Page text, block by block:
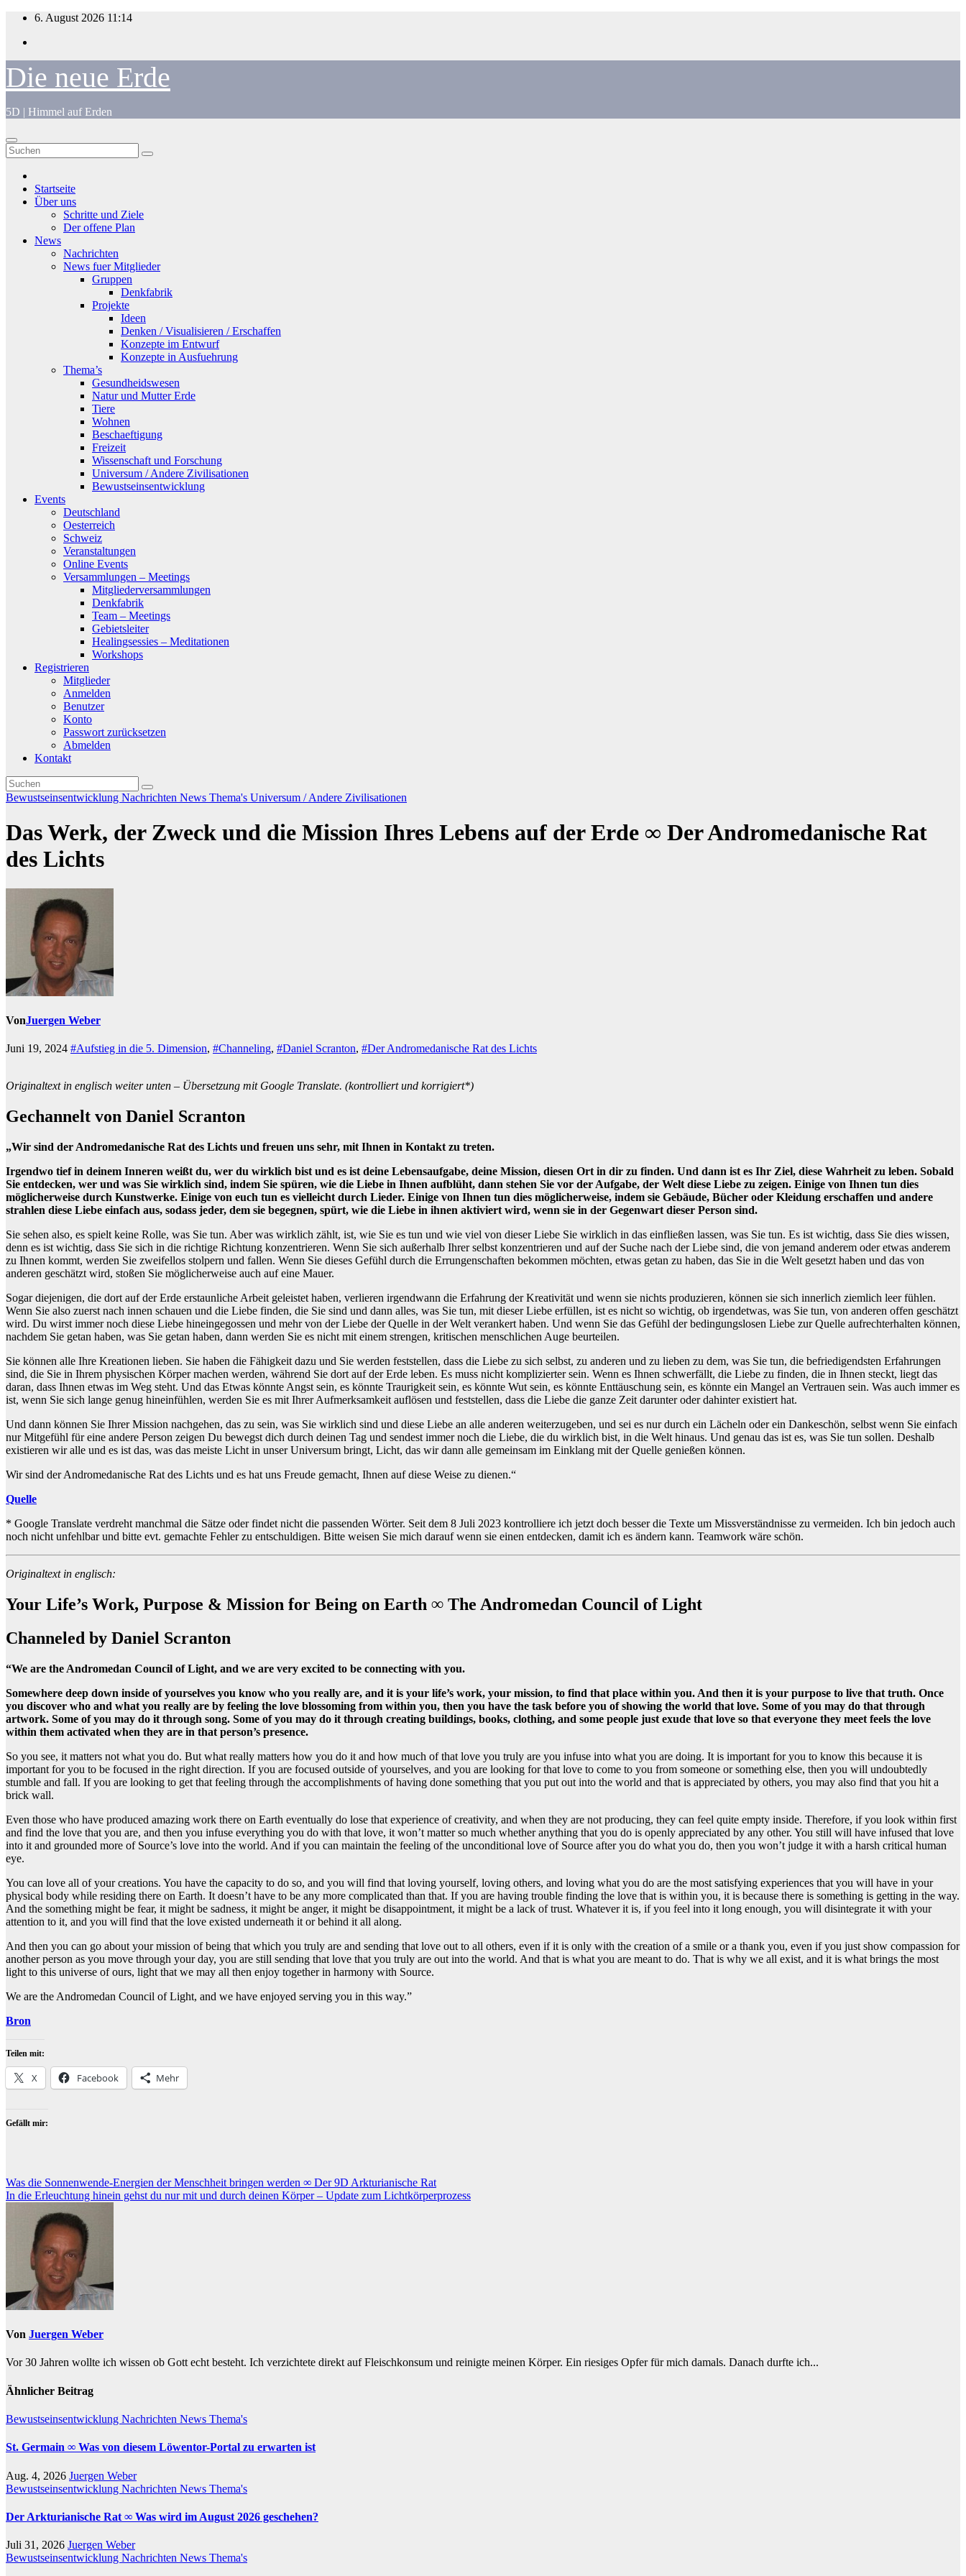
Zum
springen
6. August 2026 11:14
Die neue Erde
5D | Himmel auf Erden
Startseite
Über uns
Schritte und Ziele
Der offene Plan
News
Nachrichten
News fuer Mitglieder
Gruppen
Denkfabrik
Projekte
Ideen
Denken / Visualisieren / Erschaffen
Konzepte im Entwurf
Konzepte in Ausfuehrung
Thema’s
Gesundheidswesen
Natur und Mutter Erde
Tiere
Wohnen
Beschaeftigung
Freizeit
Wissenschaft und Forschung
Universum / Andere Zivilisationen
Bewustseinsentwicklung
Events
Deutschland
Oesterreich
Schweiz
Veranstaltungen
Online Events
Versammlungen – Meetings
Mitgliederversammlungen
Denkfabrik
Team – Meetings
Gebietsleiter
Healingsessies – Meditationen
Workshops
Registrieren
Mitglieder
Anmelden
Benutzer
Konto
Passwort zurücksetzen
Abmelden
Kontakt
Bewustseinsentwicklung Nachrichten News Thema's Universum / Andere Zivilisationen
Das Werk, der Zweck und die Mission Ihres Lebens auf der Erde ∞ Der Andromedanische Rat
des Lichts
VonJuergen Weber
Juni 19, 2024 #Aufstieg in die 5. Dimension, #Channeling, #Daniel Scranton, #Der Andromedanische Rat des Lichts
Originaltext in englisch weiter unten – Übersetzung mit Google Translate. (kontrolliert und korrigiert*)
Gechannelt von Daniel Scranton
„Wir sind der Andromedanische Rat des Lichts und freuen uns sehr, mit Ihnen in Kontakt zu treten.
Irgendwo tief in deinem Inneren weißt du, wer du wirklich bist und es ist deine Lebensaufgabe, deine Mission, diesen Ort in dir zu finden. Und dann ist es Ihr Ziel, diese Wahrheit zu leben. Sobald
Sie entdecken, wer und was Sie wirklich sind, indem Sie spüren, wie die Liebe in Ihnen aufblüht, dann stehen Sie vor der Aufgabe, der Welt diese Liebe zu zeigen. Einige von Ihnen tun dies
möglicherweise durch Kunstwerke. Einige von euch tun es vielleicht durch Lieder. Einige von Ihnen tun dies möglicherweise, indem sie Gebäude, Bücher oder Kleidung erschaffen und andere
strahlen diese Liebe einfach aus, sodass jeder, dem sie begegnen, spürt, wie die Liebe in ihnen aktiviert wird, wenn sie in der Gegenwart dieser Person sind.
Sie sehen also, es spielt keine Rolle, was Sie tun. Aber was wirklich zählt, ist, wie Sie es tun und wie viel von dieser Liebe Sie wirklich in das einfließen lassen, was Sie tun. Es ist wichtig, dass Sie dies wissen,
denn es ist wichtig, dass Sie sich in die richtige Richtung konzentrieren. Wenn Sie sich außerhalb Ihrer selbst konzentrieren und auf der Suche nach der Liebe sind, die von jemand anderem oder etwas anderem
zu Ihnen kommt, werden Sie zweifellos stolpern und fallen. Wenn Sie dieses Gefühl durch die Errungenschaften bekommen möchten, etwas getan zu haben, das Sie in die Welt gesetzt haben und das von
anderen geschätzt wird, stoßen Sie möglicherweise auch auf eine Mauer.
Sogar diejenigen, die dort auf der Erde erstaunliche Arbeit geleistet haben, verlieren irgendwann die Erfahrung der Kreativität und wenn sie nichts produzieren, können sie sich innerlich ziemlich leer fühlen.
Wenn Sie also zuerst nach innen schauen und die Liebe finden, die Sie sind und dann alles, was Sie tun, mit dieser Liebe erfüllen, ist es nicht so wichtig, ob irgendetwas, was Sie tun, von anderen offen geschätzt
wird. Du wirst immer noch diese Liebe hineingegossen und mehr von der Liebe der Quelle in der Welt verankert haben. Und wenn Sie das Gefühl der bedingungslosen Liebe zur Quelle aufrechterhalten können,
nachdem Sie getan haben, was Sie getan haben, dann werden Sie es nicht mit einem strengen, kritischen menschlichen Auge beurteilen.
Sie können alle Ihre Kreationen lieben. Sie haben die Fähigkeit dazu und Sie werden feststellen, dass die Liebe zu sich selbst, zu anderen und zu lieben zu dem, was Sie tun, die befriedigendsten Erfahrungen
sind, die Sie in Ihrem physischen Körper machen werden, während Sie dort auf der Erde leben. Es muss nicht komplizierter sein. Wenn es Ihnen schwerfällt, die Liebe zu finden, die in Ihnen steckt, liegt das
daran, dass Ihnen etwas im Weg steht. Und das Etwas könnte Angst sein, es könnte Traurigkeit sein, es könnte Wut sein, es könnte Enttäuschung sein, es könnte ein Mangel an Vertrauen sein. Was auch immer es
ist, wenn Sie sich lange genug hineinfühlen, werden Sie es mit Ihrer Aufmerksamkeit auflösen und feststellen, dass die Liebe die ganze Zeit darunter oder dahinter existiert hat.
Und dann können Sie Ihrer Mission nachgehen, das zu sein, was Sie wirklich sind und diese Liebe an alle anderen weiterzugeben, und sei es nur durch ein Lächeln oder ein Dankeschön, selbst wenn Sie einfach
nur Mitgefühl für eine andere Person zeigen Du bewegst dich durch deinen Tag und sendest immer noch die Liebe, die du wirklich bist, in die Welt hinaus. Und genau das ist es, was Sie tun sollen. Deshalb
existieren wir alle und es ist das, was das meiste Licht in unser Universum bringt, Licht, das wir dann alle gemeinsam im Einklang mit der Quelle genießen können.
Wir sind der Andromedanische Rat des Lichts und es hat uns Freude gemacht, Ihnen auf diese Weise zu dienen.“
Quelle
* Google Translate verdreht manchmal die Sätze oder findet nicht die passenden Wörter. Seit dem 8 Juli 2023 kontrolliere ich jetzt doch besser die Texte um Missverständnisse zu vermeiden. Ich bin jedoch auch
noch nicht unfehlbar und bitte evt. gemachte Fehler zu entschuldigen. Bitte weisen Sie mich darauf wenn sie einen entdecken, damit ich es ändern kann. Teamwork wäre schön.
Originaltext in englisch:
Your Life’s Work, Purpose & Mission for Being on Earth ∞ The Andromedan Council of Light
Channeled by Daniel Scranton
“We are the Andromedan Council of Light, and we are very excited to be connecting with you.
Somewhere deep down inside of yourselves you know who you really are, and it is your life’s work, your mission, to find that place within you. And then it is your purpose to live that truth. Once
you discover who and what you really are by feeling the love blossoming from within you, then you have the task before you of showing the world that love. Some of you may do that through
artwork. Some of you may do it through song. Some of you may do it through creating buildings, books, clothing, and some people just exude that love so that everyone they meet feels the love
within them activated when they are in that person’s presence.
So you see, it matters not what you do. But what really matters how you do it and how much of that love you truly are you infuse into what you are doing. It is important for you to know this because it is
important for you to be focused in the right direction. If you are focused outside of yourselves, and you are looking for that love to come to you from someone or something else, then you will undoubtedly
stumble and fall. If you are looking to get that feeling through the accomplishments of having done something that you put out into the world and that is appreciated by others, you may also find that you hit a
brick wall.
Even those who have produced amazing work there on Earth eventually do lose that experience of creativity, and when they are not producing, they can feel quite empty inside. Therefore, if you look within first
and find the love that you are, and then you infuse everything you do with that love, it won’t matter so much whether anything that you do is openly appreciated by any other. You still will have infused that love
into it and grounded more of Source’s love into the world. And if you can maintain the feeling of the unconditional love of Source after you do what you do, then you won’t judge it with a harsh critical human
eye.
You can love all of your creations. You have the capacity to do so, and you will find that loving yourself, loving others, and loving what you do are the most satisfying experiences that you will have in your
physical body while residing there on Earth. It doesn’t have to be any more complicated than that. If you are having trouble finding the love that is within you, it is because there is something is getting in the way.
And the something might be fear, it might be sadness, it might be anger, it might be disappointment, it might be a lack of trust. Whatever it is, if you feel into it long enough, you will disintegrate it with your
attention to it, and you will find that the love existed underneath it or behind it all along.
And then you can go about your mission of being that which you truly are and sending that love out to all others, even if it is only with the creation of a smile or a thank you, even if you just show compassion for
another person as you move through your day, you are still sending that love that you truly are out into the world. And that is what you are meant to do. That is why we all exist, and it is what brings the most
light to this universe of ours, light that we may all then enjoy together in harmony with Source.
We are the Andromedan Council of Light, and we have enjoyed serving you in this way.”
Bron
Teilen mit:
X Facebook Mehr
Gefällt mir:
Beitragsnavigation
Was die Sonnenwende-Energien der Menschheit bringen werden ∞ Der 9D Arkturianische Rat
In die Erleuchtung hinein gehst du nur mit und durch deinen Körper – Update zum Lichtkörperprozess
Von Juergen Weber
Vor 30 Jahren wollte ich wissen ob Gott echt besteht. Ich verzichtete direkt auf Fleischkonsum und reinigte meinen Körper. Ein riesiges Opfer für mich damals. Danach durfte ich...
Ähnlicher Beitrag
Bewustseinsentwicklung Nachrichten News Thema's
St. Germain ∞ Was von diesem Löwentor-Portal zu erwarten ist
Aug. 4, 2026 Juergen Weber
Bewustseinsentwicklung Nachrichten News Thema's
Der Arkturianische Rat ∞ Was wird im August 2026 geschehen?
Juli 31, 2026 Juergen Weber
Bewustseinsentwicklung Nachrichten News Thema's